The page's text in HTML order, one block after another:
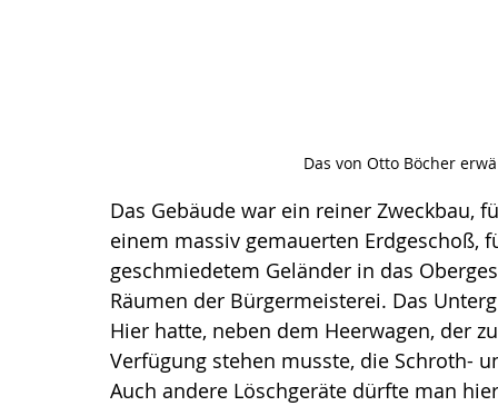
Das von Otto Böcher
Das Gebäude war ein reiner Zweckbau,
einem massiv gemauerten
geschmiedetem Geländer in das
Räumen der Bürgermeisterei. Das
Hier hatte, neben dem Heerwagen, der
Verfügung stehen musste, die Schroth-
Auch andere Löschgeräte dürfte man